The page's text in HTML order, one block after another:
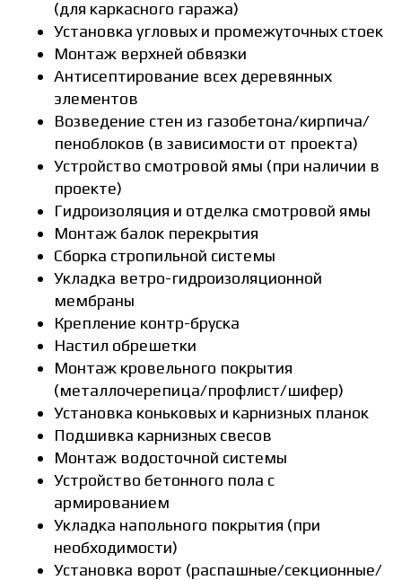
(для каркасного гаража)
Установка угловых и промежуточных стоек
Монтаж верхней обвязки
Антисептирование всех деревянных
элементов
Возведение стен из газобетона/кирпича/
пеноблоков (в зависимости от проекта)
Устройство смотровой ямы (при наличии в
проекте)
Гидроизоляция и отделка смотровой ямы
Монтаж балок перекрытия
Сборка стропильной системы
Укладка ветро-гидроизоляционной
мембраны
Крепление контр-бруска
Настил обрешетки
Монтаж кровельного покрытия
(металлочерепица/профлист/шифер)
Установка коньковых и карнизных планок
Подшивка карнизных свесов
Монтаж водосточной системы
Устройство бетонного пола с
армированием
Укладка напольного покрытия (при
необходимости)
Установка ворот (распашные/секционные/